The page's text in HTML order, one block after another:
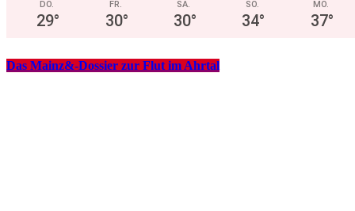
DO.
29°
FR.
30°
SA.
30°
SO.
34°
MO.
37°
Das Mainz&-Dossier zur Flut im Ahrtal